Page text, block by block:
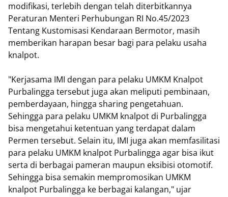
modifikasi, terlebih dengan telah diterbitkannya
Peraturan Menteri Perhubungan RI No.45/2023
Tentang Kustomisasi Kendaraan Bermotor, masih
memberikan harapan besar bagi para pelaku usaha
knalpot.
"Kerjasama IMI dengan para pelaku UMKM Knalpot
Purbalingga tersebut juga akan meliputi pembinaan,
pemberdayaan, hingga sharing pengetahuan.
Sehingga para pelaku UMKM knalpot di Purbalingga
bisa mengetahui ketentuan yang terdapat dalam
Permen tersebut. Selain itu, IMI juga akan memfasilitasi
para pelaku UMKM knalpot Purbalingga agar bisa ikut
serta di berbagai pameran maupun eksibisi otomotif.
Sehingga bisa semakin mempromosikan UMKM
knalpot Purbalingga ke berbagai kalangan," ujar